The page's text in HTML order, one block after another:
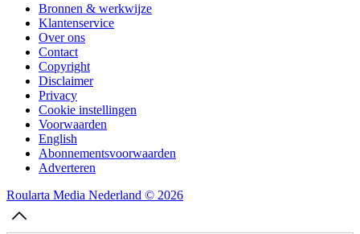
Bronnen & werkwijze
Klantenservice
Over ons
Contact
Copyright
Disclaimer
Privacy
Cookie instellingen
Voorwaarden
English
Abonnementsvoorwaarden
Adverteren
Roularta Media Nederland © 2026